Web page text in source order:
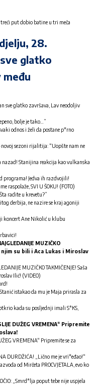
put dobio batine u tri meča
28.
glatko
među
sve glatko završava, Lav neodoljiv
bolje je tako…”
odnos i želi da postane p*rno
novoj sezoni rijalitija: “Uopšte nam ne
nazad! Stanijina reakcija kao vulkanska
programa! Jedva ih razdvojili!
raspolaže, SVI U ŠOKU! (FOTO)
radite u krevetu?”
derbija, ne nazire se kraj agoniji
koncert Ane Nikolić u klubu
MUZIČKO
njim su bili i Aca Lukas i Miroslav
MUZIČKO TAKMIČENJE! Saša
Ilić! (VIDEO)
istakao da mu je Maja prirasla za
kada su posljednji imali S*KS,
DUŽEG VREMENA“ Pripremite
VREMENA“ Pripremite se za
DURDŽIĆA! „Lično me je vri*eđao!“
od Mirčeta PROCVJETALA, evo ko
„Smrd*lja poput tebe nije uspjela